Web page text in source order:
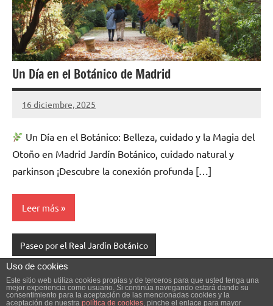
Un Día en el Botánico de Madrid
16 diciembre, 2025
Cuidasdeti
5
Un Día en el Botánico: Belleza, cuidado y la Magia del
Otoño en Madrid Jardín Botánico, cuidado natural y
parkinson ¡Descubre la conexión profunda […]
Leer más
Paseo por el Real Jardín Botánico
Navegación
de
1 2 3 … 47
Siguientes
entradas
»
Uso de cookies
Este sitio web utiliza cookies propias y de terceros para que usted tenga una
mejor experiencia como usuario. Si continúa navegando estará dando su
consentimiento para la aceptación de las mencionadas cookies y la
aceptación de nuestra política de cookies, pinche el enlace para mayor